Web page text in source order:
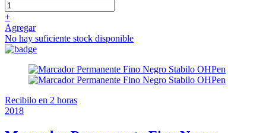
+
Agregar
No hay suficiente stock disponible
Recibilo en 2 horas
2018